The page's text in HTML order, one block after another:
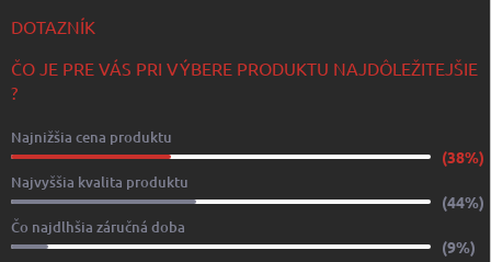
DOTAZNÍK
ČO JE PRE VÁS PRI VÝBERE PRODUKTU NAJDÔLEŽITEJŠIE
?
Najnižšia cena produktu
(38%)
Najvyššia kvalita produktu
(44%)
Čo najdlhšia záručná doba
(9%)